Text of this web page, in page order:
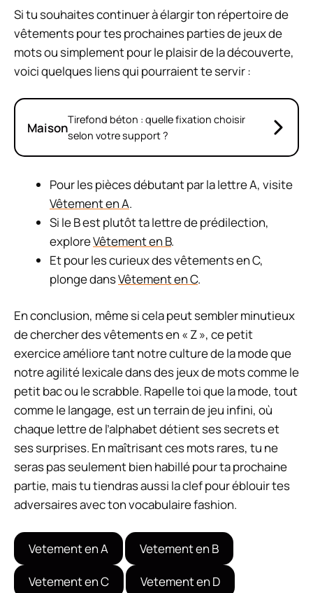
Si tu souhaites continuer à élargir ton répertoire de
vêtements pour tes prochaines parties de jeux de
mots ou simplement pour le plaisir de la découverte,
voici quelques liens qui pourraient te servir :
MaisonTirefond béton : quelle fixation choisir
selon votre support ?
Pour les pièces débutant par la lettre A, visite
Vêtement en A.
Si le B est plutôt ta lettre de prédilection,
exploreVêtement en B.
Et pour les curieux des vêtements en C,
plonge dansVêtement en C.
En conclusion, même si cela peut sembler minutieux
de chercher des vêtements en « Z », ce petit
exercice améliore tant notre culture de la mode que
notre agilité lexicale dans des jeux de mots comme le
petit bac ou le scrabble. Rapelle toi que la mode, tout
comme le langage, est un terrain de jeu infini, où
chaque lettre de l’alphabet détient ses secrets et
ses surprises. En maîtrisant ces mots rares, tu ne
seras pas seulement bien habillé pour ta prochaine
partie, mais tu tiendras aussi la clef pour éblouir tes
adversaires avec ton vocabulaire fashion.
Vetement en A Vetement en B
Vetement en C Vetement en D